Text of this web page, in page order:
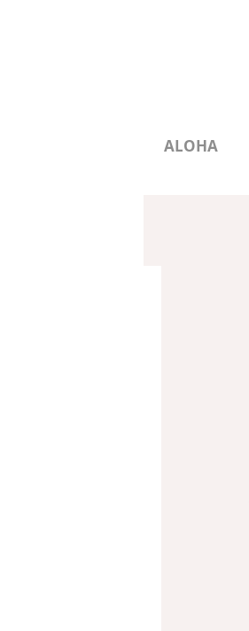
ALOHA